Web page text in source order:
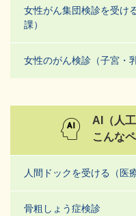
女性がん集団検診を受け
課）
女性のがん検診（子宮・
AI（人
こんな
人間ドックを受ける（医
骨粗しょう症検診